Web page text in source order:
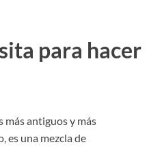
para hacer
más antiguos y más
es una mezcla de